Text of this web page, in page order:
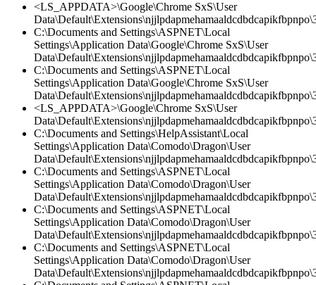
<LS_APPDATA>\Google\Chrome SxS\User
C:\Documents and Settings\ASPNET\Local
Settings\Application Data\Google\Chrome SxS\User
C:\Documents and Settings\ASPNET\Local
Settings\Application Data\Google\Chrome SxS\User
<LS_APPDATA>\Google\Chrome SxS\User
C:\Documents and Settings\HelpAssistant\Local
Settings\Application Data\Comodo\Dragon\User
C:\Documents and Settings\ASPNET\Local
Settings\Application Data\Comodo\Dragon\User
C:\Documents and Settings\ASPNET\Local
Settings\Application Data\Comodo\Dragon\User
C:\Documents and Settings\ASPNET\Local
Settings\Application Data\Comodo\Dragon\User